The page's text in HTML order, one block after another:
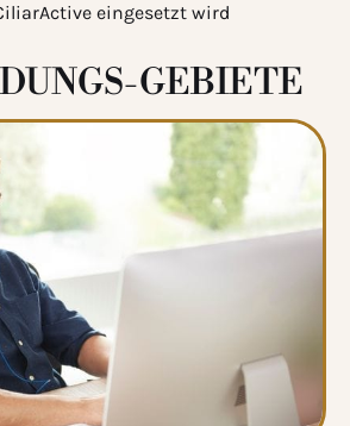
eingesetzt wird
GEBIETE